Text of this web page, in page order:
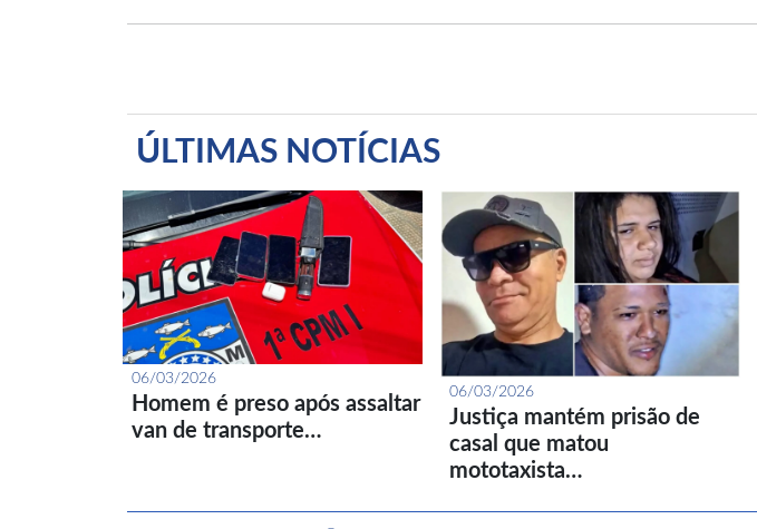
ÚLTIMAS NOTÍCIAS
06/03/2026
Homem é preso após assaltar
van de transporte…
06/03/2026
Justiça mantém prisão de
casal que matou
mototaxista…